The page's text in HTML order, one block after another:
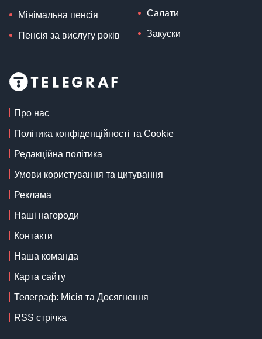
Мінімальна пенсія
Пенсія за вислугу років
Салати
Закуски
Про нас
Політика конфіденційності та Cookie
Редакційна політика
Умови користування та цитування
Реклама
Наші нагороди
Контакти
Наша команда
Карта сайту
Телеграф: Місія та Досягнення
RSS стрічка